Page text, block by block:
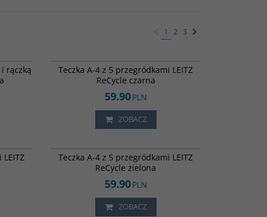
1 2 3
rączką
Teczka A-4 z 5 przegródkami LEITZ
ReCycle czarna
59.90PLN
ZOBACZ
Teczka A-4 z 5 przegródkami LEITZ
ReCycle zielona
59.90PLN
ZOBACZ